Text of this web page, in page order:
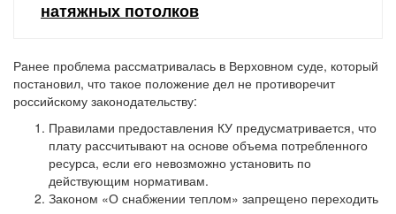
натяжных потолков
Ранее проблема рассматривалась в Верховном суде, который
постановил, что такое положение дел не противоречит
российскому законодательству:
Правилами предоставления КУ предусматривается, что
плату рассчитывают на основе объема потребленного
ресурса, если его невозможно установить по
действующим нормативам.
Законом «О снабжении теплом» запрещено переходить